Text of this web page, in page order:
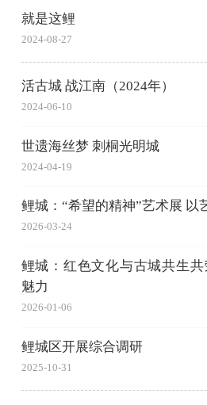
就是这鲤
2024-08-27
活古城 战江南（2024年）
2024-06-10
世遗海丝梦 刺桐光明城
2024-04-19
鲤城：“希望的精神”艺术展 以
2026-03-24
鲤城：红色文化与古城共生
魅力
2026-01-06
鲤城区开展综合调研
2025-10-31